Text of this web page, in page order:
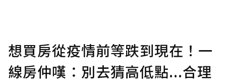
想買房從疫情前等跌到現在！一
線房仲嘆：別去猜高低點...合理